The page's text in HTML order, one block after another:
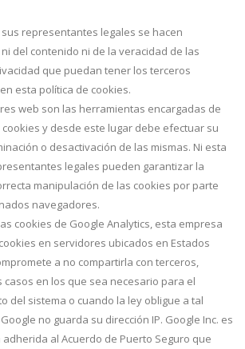
sus representantes legales se hacen
del contenido ni de la veracidad de las
que puedan tener los terceros
esta política de cookies.
web son las herramientas encargadas de
y desde este lugar debe efectuar su
o desactivación de las mismas. Ni esta
legales pueden garantizar la
manipulación de las cookies por parte
navegadores.
cookies de Google Analytics, esta empresa
en servidores ubicados en Estados
a no compartirla con terceros,
casos en los que sea necesario para el
del sistema o cuando la ley obligue a tal
no guarda su dirección IP. Google Inc. es
al Acuerdo de Puerto Seguro que